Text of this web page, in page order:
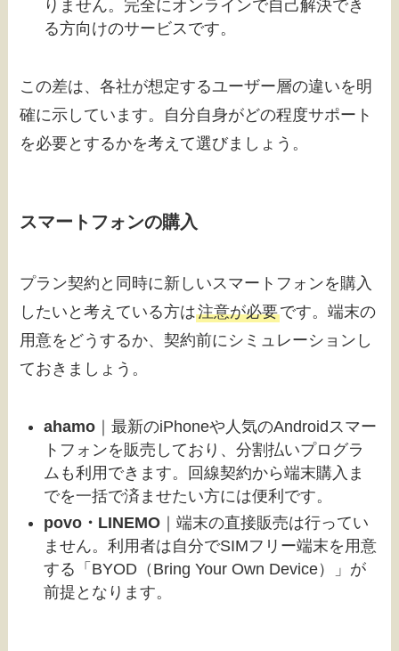
りません。完全にオンラインで自己解決でき
る方向けのサービスです。
この差は、各社が想定するユーザー層の違いを明
確に示しています。自分自身がどの程度サポート
を必要とするかを考えて選びましょう。
スマートフォンの購入
プラン契約と同時に新しいスマートフォンを購入
したいと考えている方は注意が必要です。端末の
用意をどうするか、契約前にシミュレーションし
ておきましょう。
ahamo ｜最新のiPhoneや人気のAndroidスマー
トフォンを販売しており、分割払いプログラ
ムも利用できます。回線契約から端末購入ま
でを一括で済ませたい方には便利です。
povo・LINEMO ｜端末の直接販売は行ってい
ません。利用者は自分でSIMフリー端末を用意
する「BYOD（Bring Your Own Device）」が
前提となります。